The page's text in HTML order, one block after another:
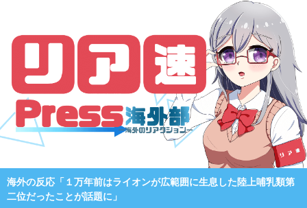
海外の反応「１万年前はライオンが広範囲に生息した陸上哺乳類第
二位だったことが話題に」